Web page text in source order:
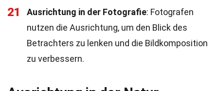
21 Ausrichtung in der Fotografie: Fotografen
nutzen die Ausrichtung, um den Blick des
Betrachters zu lenken und die Bildkomposition
zu verbessern.